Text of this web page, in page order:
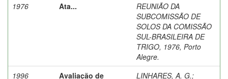
1976
Ata...
REUNIÃO DA
SUBCOMISSÃO DE
SOLOS DA COMISSÃO
SUL-BRASILEIRA DE
TRIGO, 1976, Porto
Alegre.
1996
Avaliação de LINHARES, A. G.;